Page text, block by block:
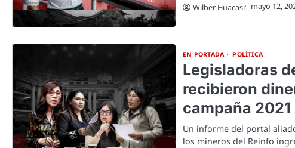
Wilber Huacasi mayo 12,
EN PORTADA POLÍTICA
Legisladoras
recibieron
campaña 2021
Un informe del portal
los mineros del Reinfo